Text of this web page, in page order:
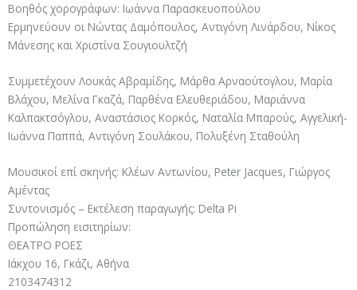
Βοηθός χορογράφων: Ιωάννα Παρασκευοπούλου
Ερμηνεύουν οι Νώντας Δαμόπουλος, Αντιγόνη Λινάρδου, Νίκος
Μάνεσης και Χριστίνα Σουγιουλτζή
Συμμετέχουν Λουκάς Αβραμίδης, Μάρθα Αρναούτογλου, Μαρία
Βλάχου, Μελίνα Γκαζά, Παρθένα Ελευθεριάδου, Μαριάννα
Καλπακτσόγλου, Αναστάσιος Κορκός, Ναταλία Μπαρούς, Αγγελική-
Ιωάννα Παππά, Αντιγόνη Σουλάκου, Πολυξένη Σταθούλη
Μουσικοί επί σκηνής: Κλέων Αντωνίου, Peter Jacques, Γιώργος
Αμέντας
Συντονισμός – Εκτέλεση παραγωγής: Delta Pi
Προπώληση εισιτηρίων:
ΘΕΑΤΡΟ ΡΟΕΣ
Ιάκχου 16, Γκάζι, Αθήνα
2103474312